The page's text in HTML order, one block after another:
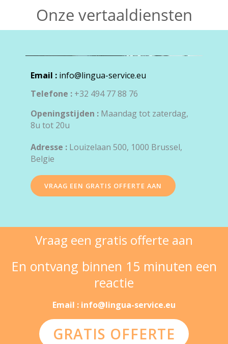
Onze vertaaldiensten
Email : info@lingua-service.eu
Telefone : +32 494 77 88 76
Openingstijden : Maandag tot zaterdag,
8u tot 20u
Adresse : Louizelaan 500, 1000 Brussel,
Belgie
VRAAG EEN GRATIS OFFERTE AAN
Vraag een gratis offerte aan
En ontvang binnen 15 minuten een
reactie
Email : info@lingua-service.eu
GRATIS OFFERTE